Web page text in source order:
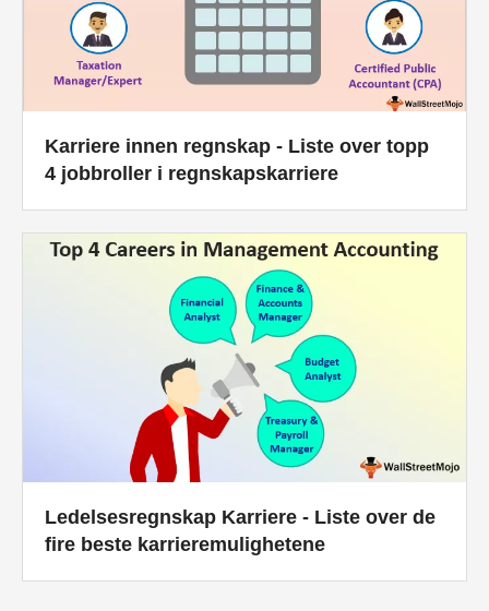
Karriere innen regnskap - Liste over topp
4 jobbroller i regnskapskarriere
Ledelsesregnskap Karriere - Liste over de
fire beste karrieremulighetene